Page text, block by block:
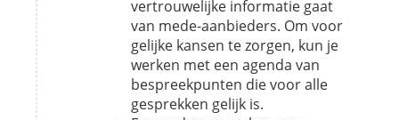
vertrouwelijke informatie gaat
van mede-aanbieders. Om voor
gelijke kansen te zorgen, kun je
werken met een agenda van
bespreekpunten die voor alle
gesprekken gelijk is.